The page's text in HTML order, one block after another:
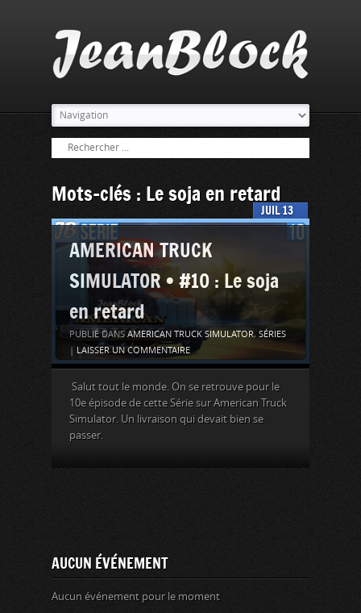
Mots-clés : Le soja en retard
13
JUIL
AMERICAN TRUCK
SIMULATOR • #10 : Le soja
en retard
PUBLIÉ DANS AMERICAN TRUCK SIMULATOR, SÉRIES
LAISSER UN COMMENTAIRE
Salut tout le monde. On se retrouve pour le
10e épisode de cette Série sur American Truck
Simulator. Un livraison qui devait bien se
passer.
AUCUN ÉVÉNEMENT
Aucun événement pour le moment